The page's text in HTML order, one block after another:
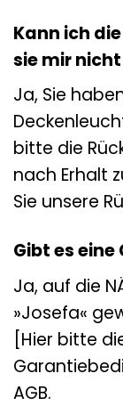
Kann ich
sie mir
Ja, Sie
bitte die
nach Erhalt
Sie unsere
Gibt es
Ja, auf die
»Josefa«
[Hier bitte
AGB.